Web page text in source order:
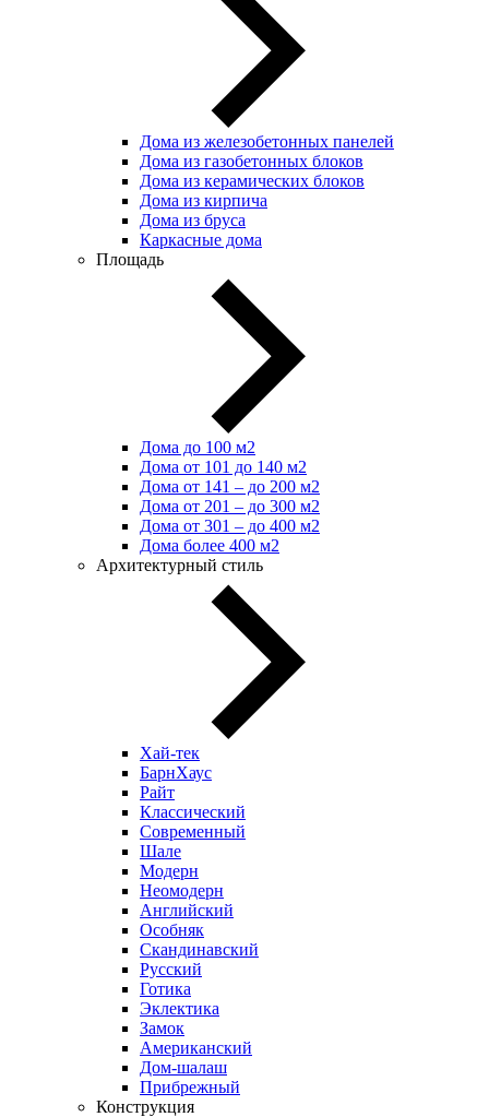
Дома из железобетонных панелей
Дома из газобетонных блоков
Дома из керамических блоков
Дома из кирпича
Дома из бруса
Каркасные дома
Площадь
Дома до 100 м2
Дома от 101 до 140 м2
Дома от 141 – до 200 м2
Дома от 201 – до 300 м2
Дома от 301 – до 400 м2
Дома более 400 м2
Архитектурный стиль
Хай-тек
БарнХаус
Райт
Классический
Современный
Шале
Модерн
Неомодерн
Английский
Особняк
Скандинавский
Русский
Готика
Эклектика
Замок
Американский
Дом-шалаш
Прибрежный
Конструкция